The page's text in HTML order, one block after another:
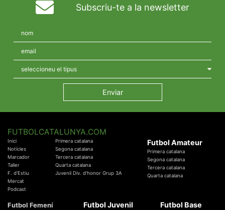
Subscriu-te a la newsletter
FUTBOLCATALUNYA.COM
Inici
Notícies
Marcador
Taller
F. d'Estiu
Mercat
Podcast
Primera catalana
Segona catalana
Tercera catalana
Quarta catalana
Juvenil Div. d'honor Grup 3A
Futbol Amateur
Primera catalana
Segona catalana
Tercera catalana
Quarta catalana
Futbol Femení Futbol Juvenil Futbol Base